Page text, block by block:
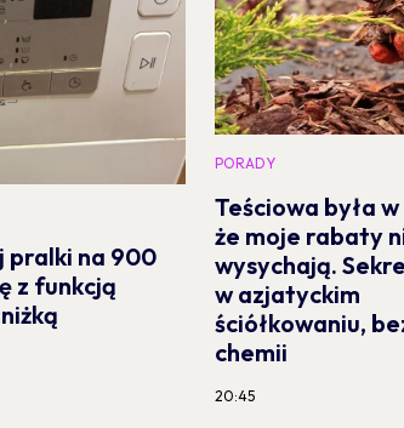
pralki na 900
z funkcją
PORADY
Teściowa była w
że moje rabaty
wysychają.
w azjatyckim
ściółkowaniu,
chemii
20:45